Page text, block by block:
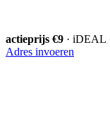
actieprijs €9 · iDEAL
Adres invoeren